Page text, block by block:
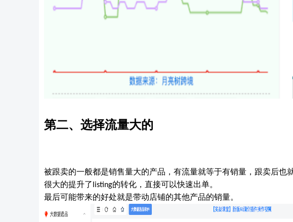
第二、 选择流量大的
被跟卖的一般都是销售量大的产品 ，有流量就等于有销量，跟卖后
很大的提升了 listing的转化，直接可以快速出单。
最后可能带来的好处就是带动店铺的其他产品的销量。